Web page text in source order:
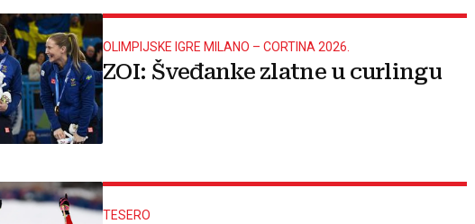
OLIMPIJSKE IGRE MILANO – CORTINA 2026.
ZOI: Šveđanke zlatne u curlingu
TESERO